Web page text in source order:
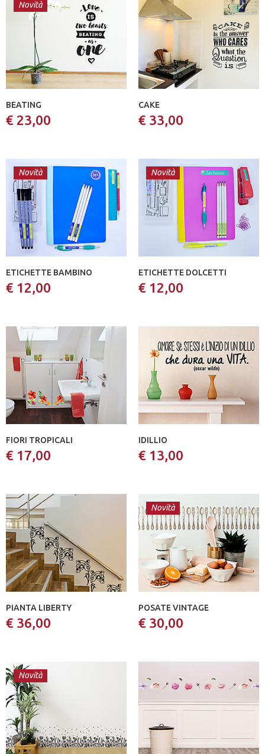
Novità
BEATING
€ 23,00
CAKE
€ 33,00
Novità
ETICHETTE BAMBINO
€ 12,00
Novità
ETICHETTE DOLCETTI
€ 12,00
FIORI TROPICALI
€ 17,00
IDILLIO
€ 13,00
PIANTA LIBERTY
€ 36,00
Novità
POSATE VINTAGE
€ 30,00
Novità